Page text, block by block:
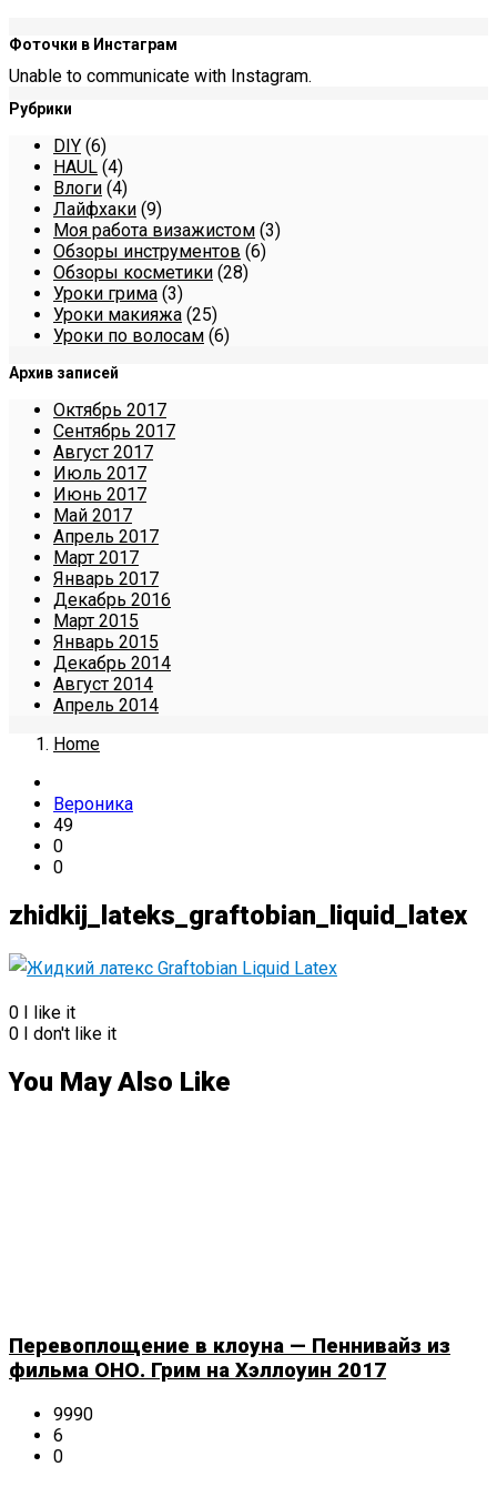
Фоточки в Инстаграм
Unable to communicate with Instagram.
Рубрики
DIY (6)
HAUL (4)
Влоги (4)
Лайфхаки (9)
Моя работа визажистом (3)
Обзоры инструментов (6)
Обзоры косметики (28)
Уроки грима (3)
Уроки макияжа (25)
Уроки по волосам (6)
Архив записей
Октябрь 2017
Сентябрь 2017
Август 2017
Июль 2017
Июнь 2017
Май 2017
Апрель 2017
Март 2017
Январь 2017
Декабрь 2016
Март 2015
Январь 2015
Декабрь 2014
Август 2014
Апрель 2014
Home
Вероника
49
0
0
zhidkij_lateks_graftobian_liquid_latex
0 I like it
0 I don't like it
You May Also Like
Перевоплощение в клоуна — Пеннивайз из
фильма ОНО. Грим на Хэллоуин 2017
9990
6
0